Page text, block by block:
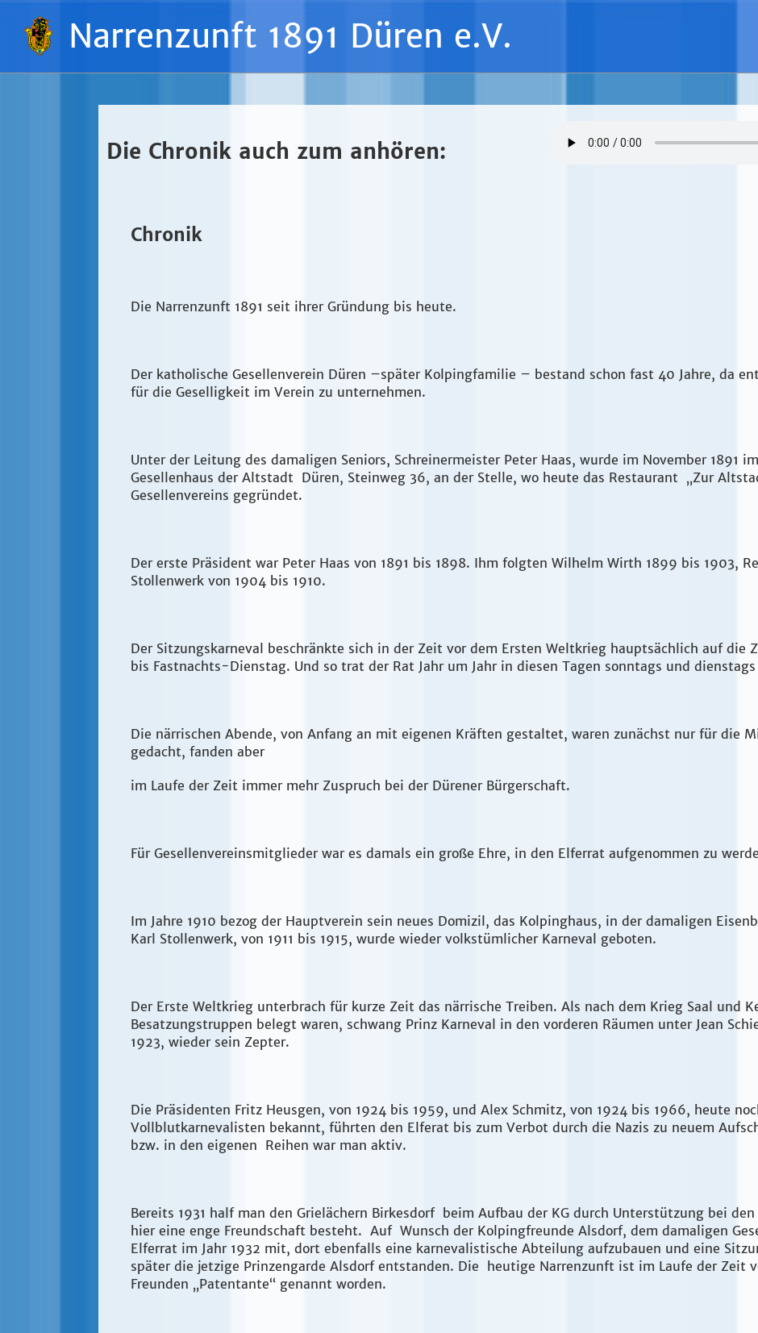
Narrenzunft 1891 Düren e.V.
Die Chronik auch zum anhören:
Chronik
Die Narrenzunft 1891 seit ihrer Gründung bis heute.
Der katholische Gesellenverein Düren –später Kolpingfamilie – bestand schon fast 40 Jahre, da
für die Geselligkeit im Verein zu unternehmen.
Unter der Leitung des damaligen Seniors, Schreinermeister Peter Haas, wurde im November 1891
Gesellenhaus der Altstadt Düren, Steinweg 36, an der Stelle, wo heute das Restaurant „Zur
Gesellenvereins gegründet.
Der erste Präsident war Peter Haas von 1891 bis 1898. Ihm folgten Wilhelm Wirth 1899 bis 1903,
Stollenwerk von 1904 bis 1910.
Der Sitzungskarneval beschränkte sich in der Zeit vor dem Ersten Weltkrieg hauptsächlich auf die
bis Fastnachts-Dienstag. Und so trat der Rat Jahr um Jahr in diesen Tagen sonntags und
Die närrischen Abende, von Anfang an mit eigenen Kräften gestaltet, waren zunächst nur für die
gedacht, fanden aber
im Laufe der Zeit immer mehr Zuspruch bei der Dürener Bürgerschaft.
Für Gesellenvereinsmitglieder war es damals ein große Ehre, in den Elferrat aufgenommen zu
Im Jahre 1910 bezog der Hauptverein sein neues Domizil, das Kolpinghaus, in der damaligen
Karl Stollenwerk, von 1911 bis 1915, wurde wieder volkstümlicher Karneval geboten.
Der Erste Weltkrieg unterbrach für kurze Zeit das närrische Treiben. Als nach dem Krieg Saal und
Besatzungstruppen belegt waren, schwang Prinz Karneval in den vorderen Räumen unter Jean
1923, wieder sein Zepter.
Die Präsidenten Fritz Heusgen, von 1924 bis 1959, und Alex Schmitz, von 1924 bis 1966, heute
Vollblutkarnevalisten bekannt, führten den Elferat bis zum Verbot durch die Nazis zu neuem
bzw. in den eigenen Reihen war man aktiv.
Bereits 1931 half man den Grielächern Birkesdorf beim Aufbau der KG durch Unterstützung bei
hier eine enge Freundschaft besteht. Auf Wunsch der Kolpingfreunde Alsdorf, dem damaligen
Elferrat im Jahr 1932 mit, dort ebenfalls eine karnevalistische Abteilung aufzubauen und eine
später die jetzige Prinzengarde Alsdorf entstanden. Die heutige Narrenzunft ist im Laufe der Zeit
Freunden „Patentante“ genannt worden.